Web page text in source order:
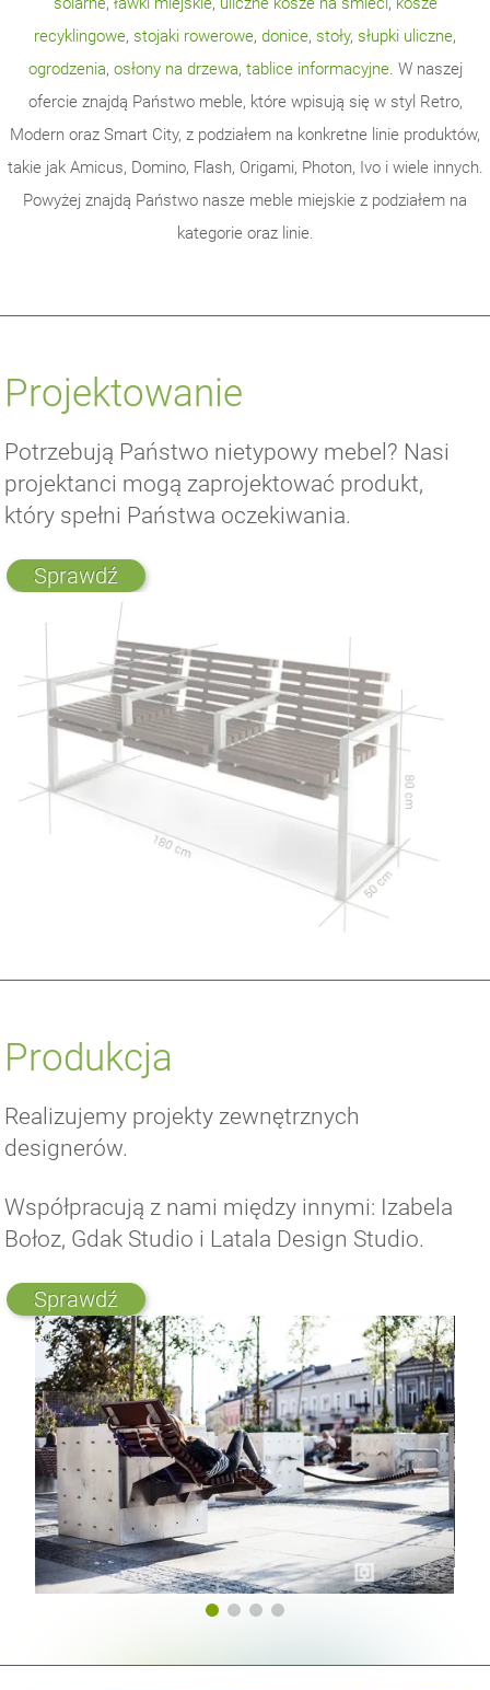
recyklingowe, stojaki rowerowe, donice, stoły, słupki uliczne,
ogrodzenia, osłony na drzewa, tablice informacyjne. W naszej
ofercie znajdą Państwo meble, które wpisują się w styl Retro,
Modern oraz Smart City, z podziałem na konkretne linie produktów,
takie jak Amicus, Domino, Flash, Origami, Photon, Ivo i wiele innych.
Powyżej znajdą Państwo nasze meble miejskie z podziałem na
kategorie oraz linie.
Projektowanie
Potrzebują Państwo nietypowy mebel? Nasi
projektanci mogą zaprojektować produkt,
który spełni Państwa oczekiwania.
Sprawdź
Produkcja
Realizujemy projekty zewnętrznych
designerów.
Współpracują z nami między innymi: Izabela
Bołoz, Gdak Studio i Latala Design Studio.
Sprawdź